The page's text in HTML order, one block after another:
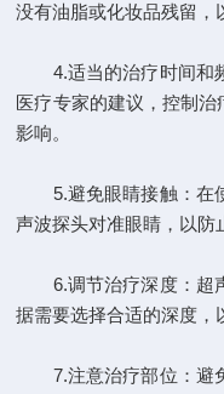
没有油脂或化妆品残留，
4.适当的治疗时间和频率
医疗专家的建议，控制治
影响。
5.避免眼睛接触：在
声波探头对准眼睛，以防
6.调节治疗深度：超
据需要选择合适的深度，
7.注意治疗部位：避